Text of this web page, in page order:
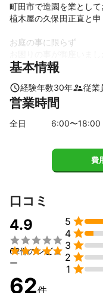
町田市で造園を業とし
植木屋の久保田正直と申
お庭の事に限らず
誠心誠意出来る限り尽力
ほんの少しの勇気で
前に1歩踏み出し
出逢う事が出来た方々と
出逢う事は必然であっ
もっと必然に出逢いたい
常日頃から強く思うとこ
今後とも宜しくお願い
これまでの実績
個人のお客様を軸に公
様々な業務を展開して
20年来今でも
基本情報
経験年数30年 従業
営業時間
全日 6:00〜18:00
費
口コミ
4.9


62件のレビュ
ー
5 
4 
3 
2 
1 
62件